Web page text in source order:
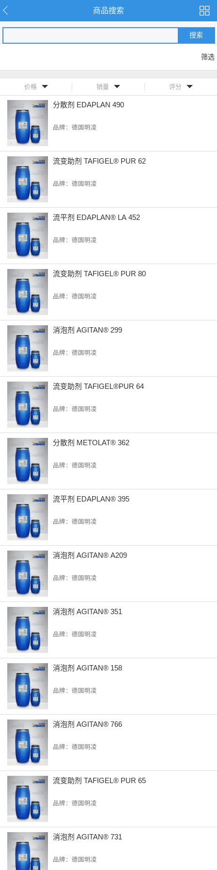
商品搜索
搜索
筛选
价格 销量 评分
分散剂 EDAPLAN 490
品牌：德国明凌
流变助剂 TAFIGEL® PUR 62
品牌：德国明凌
流平剂 EDAPLAN® LA 452
品牌：德国明凌
流变助剂 TAFIGEL® PUR 80
品牌：德国明凌
消泡剂 AGITAN® 299
品牌：德国明凌
流变助剂 TAFIGEL®PUR 64
品牌：德国明凌
分散剂 METOLAT® 362
品牌：德国明凌
流平剂 EDAPLAN® 395
品牌：德国明凌
消泡剂 AGITAN® A209
品牌：德国明凌
消泡剂 AGITAN® 351
品牌：德国明凌
消泡剂 AGITAN® 158
品牌：德国明凌
消泡剂 AGITAN® 766
品牌：德国明凌
流变助剂 TAFIGEL® PUR 65
品牌：德国明凌
消泡剂 AGITAN® 731
品牌：德国明凌